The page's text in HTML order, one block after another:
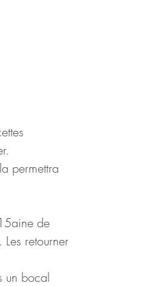
permettra
de
retourner
un bocal